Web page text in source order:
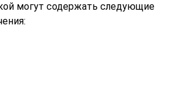
могут содержать следующие